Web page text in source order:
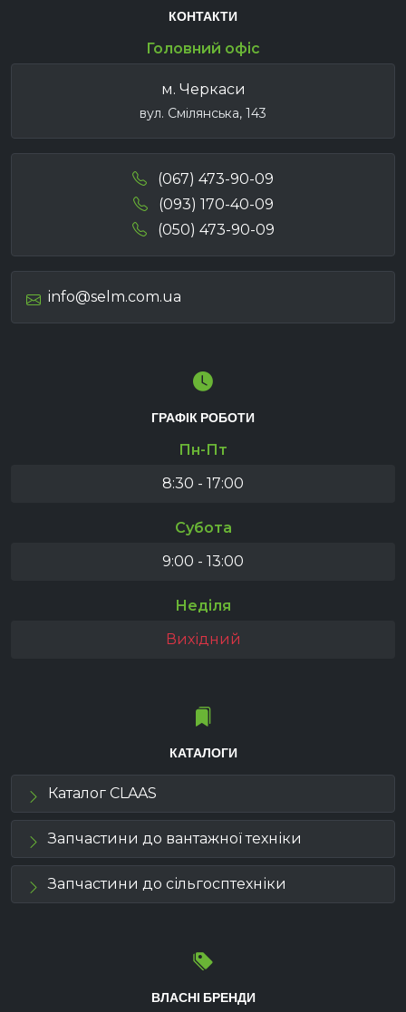
КОНТАКТИ
Головний офіс
м. Черкаси
вул. Смілянська, 143
(067) 473-90-09
(093) 170-40-09
(050) 473-90-09
info@selm.com.ua
ГРАФІК РОБОТИ
Пн-Пт
8:30 - 17:00
Субота
9:00 - 13:00
Неділя
Вихідний
КАТАЛОГИ
Каталог CLAAS
Запчастини до вантажної техніки
Запчастини до сільгосптехніки
ВЛАСНІ БРЕНДИ